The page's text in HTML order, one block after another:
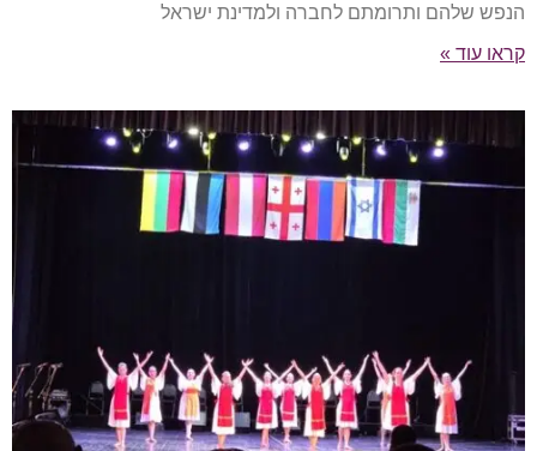
הנפש שלהם ותרומתם לחברה ולמדינת ישראל
קראו עוד »